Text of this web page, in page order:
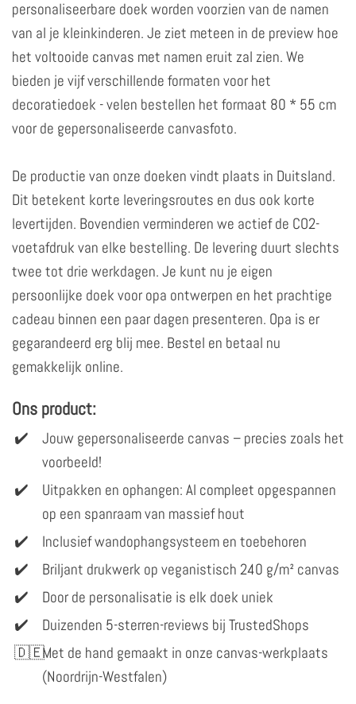
personaliseerbare doek worden voorzien van de namen
van al je kleinkinderen. Je ziet meteen in de preview hoe
het voltooide canvas met namen eruit zal zien. We
bieden je vijf verschillende formaten voor het
decoratiedoek - velen bestellen het formaat 80 * 55 cm
voor de gepersonaliseerde canvasfoto.
De productie van onze doeken vindt plaats in Duitsland.
Dit betekent korte leveringsroutes en dus ook korte
levertijden. Bovendien verminderen we actief de CO2-
voetafdruk van elke bestelling. De levering duurt slechts
twee tot drie werkdagen. Je kunt nu je eigen
persoonlijke doek voor opa ontwerpen en het prachtige
cadeau binnen een paar dagen presenteren. Opa is er
gegarandeerd erg blij mee. Bestel en betaal nu
gemakkelijk online.
Ons product:
Jouw gepersonaliseerde canvas – precies zoals het
voorbeeld!
Uitpakken en ophangen: Al compleet opgespannen
op een spanraam van massief hout
Inclusief wandophangsysteem en toebehoren
Briljant drukwerk op veganistisch 240 g/m² canvas
Door de personalisatie is elk doek uniek
Duizenden 5-sterren-reviews bij TrustedShops
Met de hand gemaakt in onze canvas-werkplaats
(Noordrijn-Westfalen)